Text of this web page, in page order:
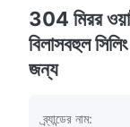
304 মিরর
বিলাসবহুল
জন্য
ব্র্যান্ডের নাম: